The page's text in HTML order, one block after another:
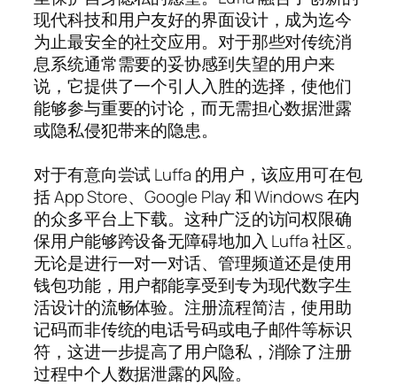
现代科技和用户友好的界面设计，成为迄今
为止最安全的社交应用。对于那些对传统消
息系统通常需要的妥协感到失望的用户来
说，它提供了一个引人入胜的选择，使他们
能够参与重要的讨论，而无需担心数据泄露
或隐私侵犯带来的隐患。
对于有意向尝试 Luffa 的用户，该应用可在包
括 App Store、Google Play 和 Windows 在内
的众多平台上下载。这种广泛的访问权限确
保用户能够跨设备无障碍地加入 Luffa 社区。
无论是进行一对一对话、管理频道还是使用
钱包功能，用户都能享受到专为现代数字生
活设计的流畅体验。注册流程简洁，使用助
记码而非传统的电话号码或电子邮件等标识
符，这进一步提高了用户隐私，消除了注册
过程中个人数据泄露的风险。